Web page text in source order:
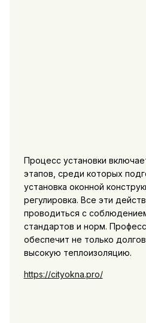
Процесс установки
этапов, среди которых
установка оконной
регулировка. Все эти
проводиться с
стандартов и норм.
обеспечит не только
высокую теплоизоляцию.
https://cityokna.pro/